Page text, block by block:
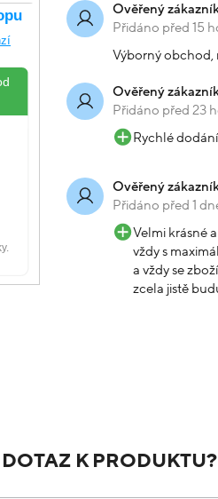
Ověřený
Přidáno před 15
Výborný obchod,
Ověřený
Přidáno před 23
Rychlé
Ověřený
Přidáno před 1
Velmi krásné
vždy s
a vždy se
zcela jistě
K